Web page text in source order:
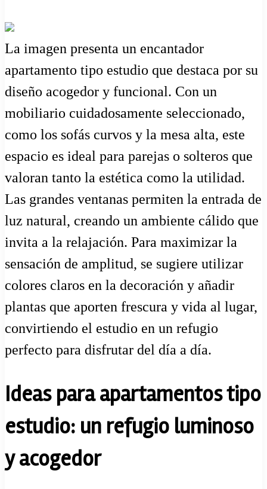
La imagen presenta un encantador
apartamento tipo estudio que destaca por su
diseño acogedor y funcional. Con un
mobiliario cuidadosamente seleccionado,
como los sofás curvos y la mesa alta, este
espacio es ideal para parejas o solteros que
valoran tanto la estética como la utilidad.
Las grandes ventanas permiten la entrada de
luz natural, creando un ambiente cálido que
invita a la relajación. Para maximizar la
sensación de amplitud, se sugiere utilizar
colores claros en la decoración y añadir
plantas que aporten frescura y vida al lugar,
convirtiendo el estudio en un refugio
perfecto para disfrutar del día a día.
Ideas para apartamentos tipo
estudio: un refugio luminoso
y acogedor